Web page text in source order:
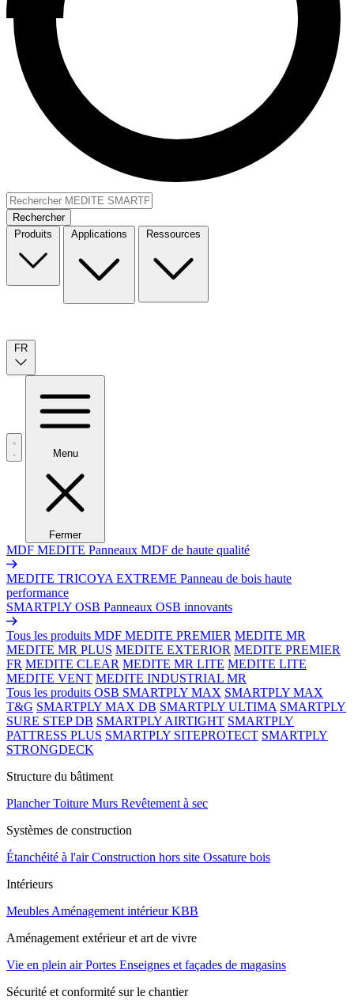
Rechercher
Produits
Applications Ressources
FR
Menu
Fermer
MDF MEDITE Panneaux MDF de haute qualité
MEDITE TRICOYA EXTREME Panneau de bois haute
performance
SMARTPLY OSB Panneaux OSB innovants
Tous les produits MDF MEDITE PREMIER MEDITE MR
MEDITE MR PLUS MEDITE EXTERIOR MEDITE PREMIER
FR MEDITE CLEAR MEDITE MR LITE MEDITE LITE
MEDITE VENT MEDITE INDUSTRIAL MR
Tous les produits OSB SMARTPLY MAX SMARTPLY MAX
T&G SMARTPLY MAX DB SMARTPLY ULTIMA SMARTPLY
SURE STEP DB SMARTPLY AIRTIGHT SMARTPLY
PATTRESS PLUS SMARTPLY SITEPROTECT SMARTPLY
STRONGDECK
Structure du bâtiment
PlancherToiture Murs Revêtement à sec
Systèmes de construction
Étanchéité à l'airConstruction hors site Ossature bois
Intérieurs
Meubles Aménagement intérieurKBB
Aménagement extérieur et art de vivre
Vie en plein airPortes Enseignes et façades de magasins
Sécurité et conformité sur le chantier